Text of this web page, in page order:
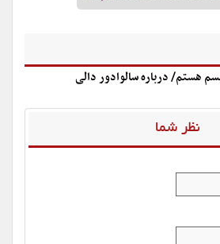
هستم/ درباره سالوادور دالی
نظر شما